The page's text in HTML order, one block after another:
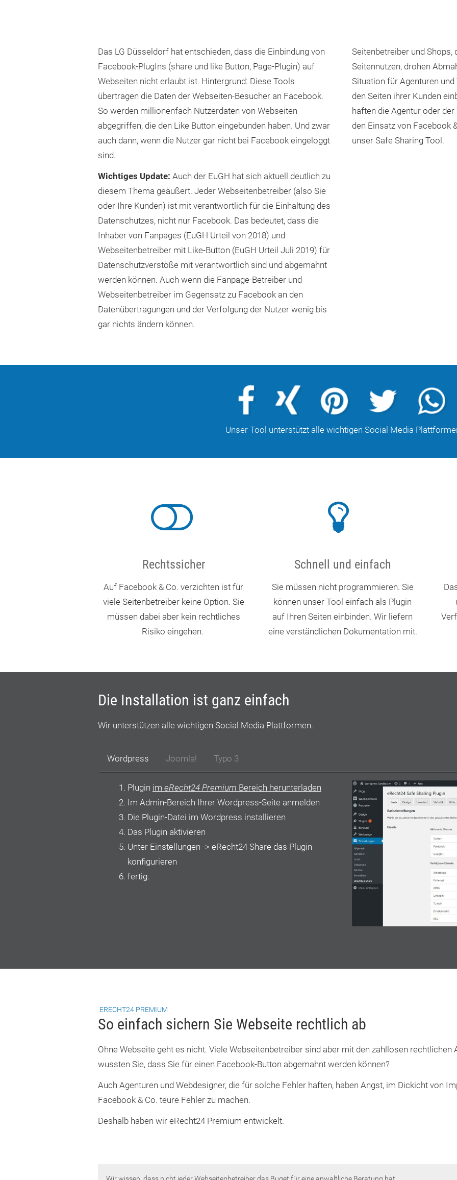
Das LG Düsseldorf hat entschieden, dass die Einbindung von
Facebook-PlugIns (share und like Button, Page-Plugin) auf
Webseiten nicht erlaubt ist. Hintergrund: Diese Tools
übertragen die Daten der Webseiten-Besucher an Facebook.
So werden millionenfach Nutzerdaten von Webseiten
abgegriffen, die den Like Button eingebunden haben. Und zwar
auch dann, wenn die Nutzer gar nicht bei Facebook eingeloggt
sind.
Wichtiges Update: Auch der EuGH hat sich aktuell deutlich zu
diesem Thema geäußert. Jeder Webseitenbetreiber (also Sie
oder Ihre Kunden) ist mit verantwortlich für die Einhaltung des
Datenschutzes, nicht nur Facebook. Das bedeutet, dass die
Inhaber von Fanpages (EuGH Urteil von 2018) und
Webseitenbetreiber mit Like-Button (EuGH Urteil Juli 2019) für
Datenschutzverstöße mit verantwortlich sind und abgemahnt
werden können. Auch wenn die Fanpage-Betreiber und
Webseitenbetreiber im Gegensatz zu Facebook an den
Datenübertragungen und der Verfolgung der Nutzer wenig bis
gar nichts ändern können.
Seitenbetreiber und
Seitennutzen, drohen
Situation für Agenturen
den Seiten ihrer Kunden
haften die Agentur oder
den Einsatz von Facebook
unser Safe Sharing Tool.
Unser Tool unterstützt alle wichtigen Social Media
Rechtssicher
Auf Facebook & Co. verzichten ist für
viele Seitenbetreiber keine Option. Sie
müssen dabei aber kein rechtliches
Risiko eingehen.
Schnell und einfach
Sie müssen nicht programmieren. Sie
können unser Tool einfach als Plugin
auf Ihren Seiten einbinden. Wir liefern
eine verständlichen Dokumentation mit.
Die Installation ist ganz einfach
Wir unterstützen alle wichtigen Social Media Plattformen.
Wordpress Joomla! Typo 3
Plugin im eRecht24 Premium Bereich herunterladen
Im Admin-Bereich Ihrer Wordpress-Seite anmelden
Die Plugin-Datei im Wordpress installieren
Das Plugin aktivieren
Unter Einstellungen -> eRecht24 Share das Plugin
konfigurieren
fertig.
ERECHT24 PREMIUM
So einfach sichern Sie Webseite rechtlich ab
Ohne Webseite geht es nicht. Viele Webseitenbetreiber sind aber mit den zahllosen
wussten Sie, dass Sie für einen Facebook-Button abgemahnt werden können?
Auch Agenturen und Webdesigner, die für solche Fehler haften, haben Angst, im Dickicht von
Facebook & Co. teure Fehler zu machen.
Deshalb haben wir eRecht24 Premium entwickelt.